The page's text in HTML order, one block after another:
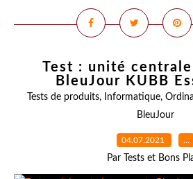
Test : unité
BleuJour KUBB
Tests de produits, Informatique,
BleuJour
04.07.2021 …
Par Tests et Bons